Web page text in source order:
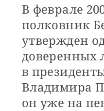
В феврале
полковник
утвержден
доверенных
в
Владимира
он уже на